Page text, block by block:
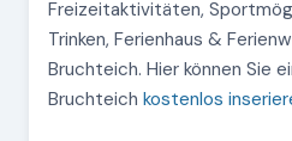
Freizeitaktivitäten,
Trinken, Ferienhaus &
Bruchteich. Hier können Sie
Bruchteich kostenlos